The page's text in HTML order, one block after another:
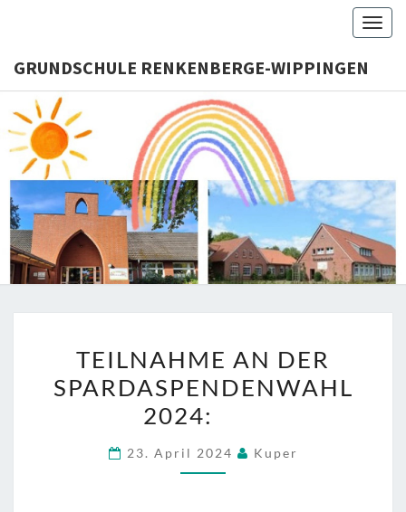
content
GRUNDSCHULE RENKENBERGE-WIPPINGEN
AN
DER
SPARDASPENDENWAHL
TEILNAHME AN DER
SPARDASPENDENWAHL
2024:
23. April 2024 Kuper